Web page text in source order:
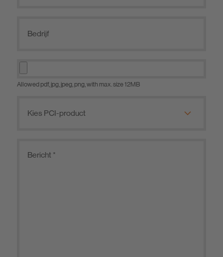
Allowed pdf, jpg, jpeg, png, with max. size 12MB